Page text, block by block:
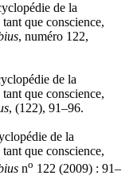
de la
que conscience,
, numéro 122,
de la
que conscience,
, (122), 91–96.
de la
que conscience,
no 122 (2009) : 91–